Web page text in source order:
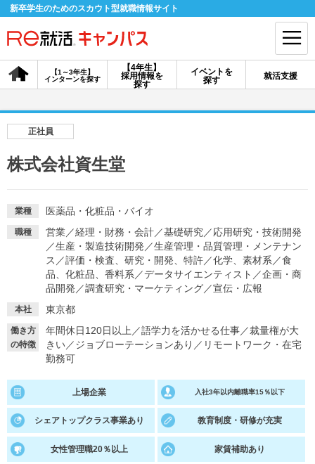
新卒学生のためのスカウト型就職情報サイト
【4年生】
採用情報を
探す
【1～3年生】
インターンを探す
イベントを
探す
就活支援
会員登録 ログイン
採用情報を探す
説明会を探す
イベントを探す スカウト お知らせ
就活ノウハウ・サポート
就活支援
就活ノウハウが満載！
就活コラム
適職診断 就活チャンネル
就活ニュースペーパー よくある質問
正社員
株式会社資生堂
業種 医薬品・化粧品・バイオ
職種 営業／経理・財務・会計／基礎研究／応用研究・技術開発
／生産・製造技術開発 ／生産管理・品質管理・メンテナン
ス ／評価・検査、研究・開発、特許／化学、素材系 ／食
品、化粧品、香料系 ／データサイエンティスト ／企画・商
品開発 ／調査研究・マーケティング／宣伝・広報
本社 東京都
働き方
の特徴
年間休日120日以上 ／語学力を活かせる仕事／裁量権が大
きい／ジョブローテーションあり ／ リモートワーク・在宅
勤務可
上場企業 入社3年以内離職率15％以下
シェアトップクラス事業あり 教育制度・研修が充実
女性管理職20％以上 家賃補助あり